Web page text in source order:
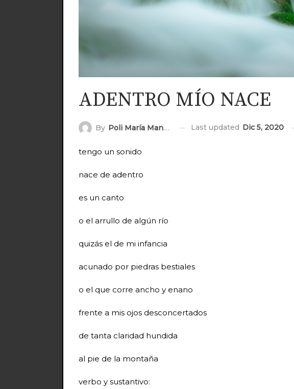
ADENTRO MÍO NACE
By Poli María Mandinga Last updated Dic 5, 2020
tengo un sonido
nace de adentro
es un canto
o el arrullo de algún río
quizás el de mi infancia
acunado por piedras bestiales
o el que corre ancho y enano
frente a mis ojos desconcertados
de tanta claridad hundida
al pie de la montaña
verbo y sustantivo: